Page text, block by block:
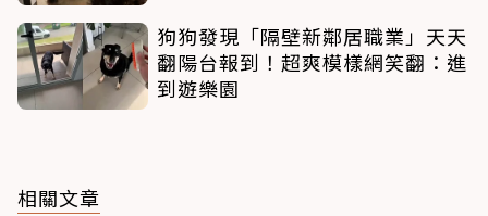
狗狗發現「隔壁新鄰居職業」天天
翻陽台報到！超爽模樣網笑翻：進
到遊樂園
相關文章